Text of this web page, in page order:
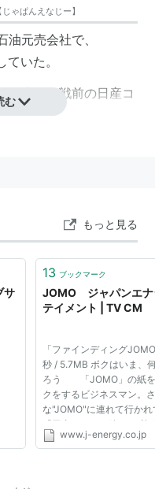
【 じゃぱんえなじー】
油元売会社で、
ていた。
歴史は、戦前の日産コ
に経営権を売却した。
鉱日石エネルギー株
む
もっと見る
サ
13 ブックマーク
JOMO ジャパンエナ
テイメント | TV CM
「ファインディング
秒 / 5.7MB ボクはいま、
ろう 「JOMO」の紙を
クをするビジネスマン。
な"JOMO"に連れて行か
「干支リレー」編 60
4.87MB 2007年の新春に
www.j-energy.co.jp